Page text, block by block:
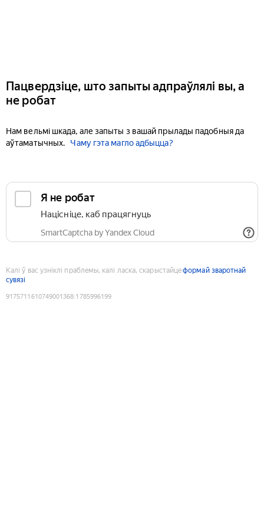
Пацвердзіце, што запыты адпраўлялі вы, а
не робат
Нам вельмі шкада, але запыты з вашай прылады падобныя да
аўтаматычных.
Чаму гэта магло адбыцца?
Я не робат
Націсніце, каб працягнуць
SmartCaptcha by Yandex Cloud
Калі ў вас узніклі праблемы, калі ласка, скарыстайцеформай зваротнай
сувязі
9175711610749001368:1785996199